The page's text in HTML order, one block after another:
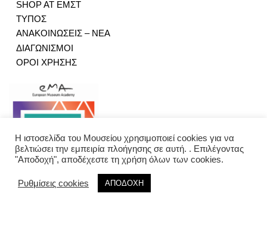
SHOP AT ΕΜΣΤ
ΤΥΠΟΣ
ΑΝΑΚΟΙΝΩΣΕΙΣ – ΝΕΑ
ΔΙΑΓΩΝΙΣΜΟΙ
ΟΡΟΙ ΧΡΗΣΗΣ
Η ιστοσελίδα του Μουσείου χρησιμοποιεί cookies για να
βελτιώσει την εμπειρία πλοήγησης σε αυτή. . Επιλέγοντας
"Αποδοχή", αποδέχεστε τη χρήση όλων των cookies.
Ρυθμίσεις cookies ΑΠΟΔΟΧΗ